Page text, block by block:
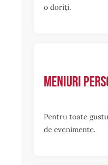
o doriți.
Meniuri
Pentru toate
de evenimente.